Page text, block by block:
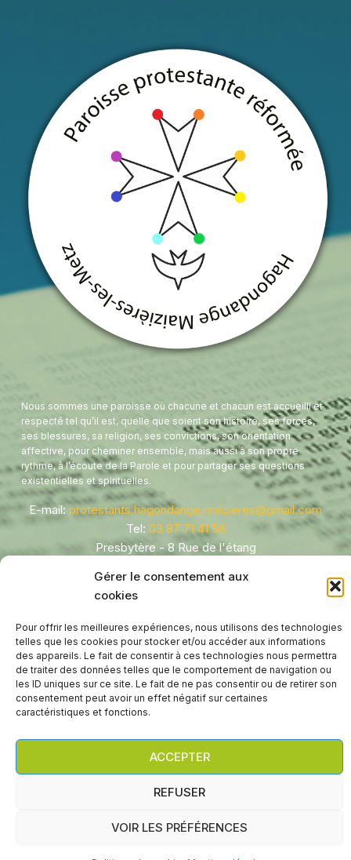
Gérer le consentement aux
cookies
Pour offrir les meilleures expériences, nous utilisons des technologies
telles que les cookies pour stocker et/ou accéder aux informations
des appareils. Le fait de consentir à ces technologies nous permettra
de traiter des données telles que le comportement de navigation ou
les ID uniques sur ce site. Le fait de ne pas consentir ou de retirer son
consentement peut avoir un effet négatif sur certaines
caractéristiques et fonctions.
ACCEPTER
REFUSER
VOIR LES PRÉFÉRENCES
Nous sommes une paroisse où chacune et chacun est accueilli et
respecté tel qu’il est, quelle que soient son histoire, ses forces,
ses blessures, sa religion, ses convictions, son orientation
affective, pour cheminer ensemble, mais aussi à son propre
rythme, à l’écoute de la Parole et pour partager ses questions
existentielles et spirituelles.
E-mail: protestants.hagondange.maizieres@gmail.com
Tel: 03 87 71 41 56
Presbytère - 8 Rue de l'étang
Hagondange,57300
WP2Social Auto PublishPowered By :